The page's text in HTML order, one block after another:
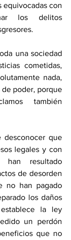
equivocadas con
los delitos
una sociedad
cometidas,
nada,
de poder, porque
también
desconocer que
legales y con
han resultado
de desorden
no han pagado
los daños
la ley
un perdón
que no